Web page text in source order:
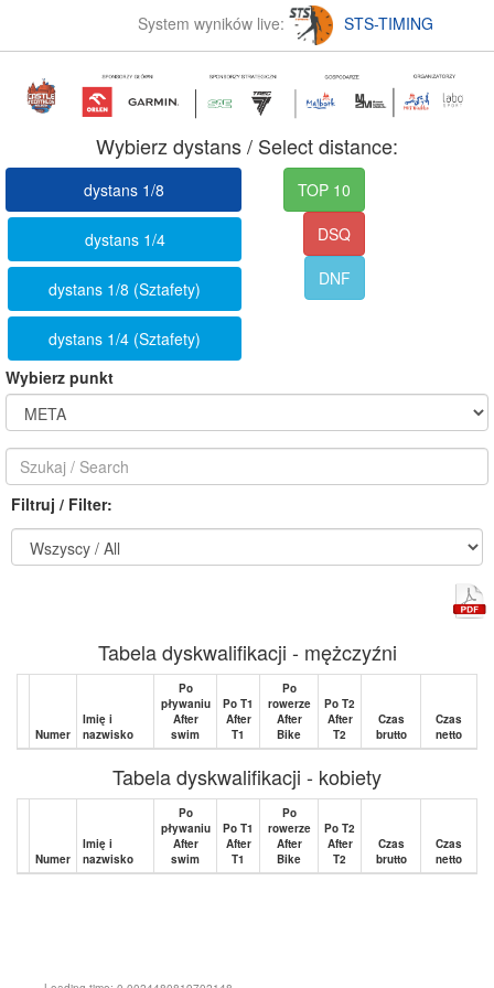
System wyników live: STS-TIMING
Wybierz dystans / Select distance:
dystans 1/8
dystans 1/4
dystans 1/8 (Sztafety)
dystans 1/4 (Sztafety)
TOP 10
DSQ
DNF
Wybierz punkt
Filtruj / Filter:
Tabela dyskwalifikacji - mężczyźni
Numer
Imię i
nazwisko
Po
pływaniu
After
swim
Po T1
After
T1
Po
rowerze
After
Bike
Po T2
After
T2
Czas
brutto
Czas
netto
Tabela dyskwalifikacji - kobiety
Numer
Imię i
nazwisko
Po
pływaniu
After
swim
Po T1
After
T1
Po
rowerze
After
Bike
Po T2
After
T2
Czas
brutto
Czas
netto